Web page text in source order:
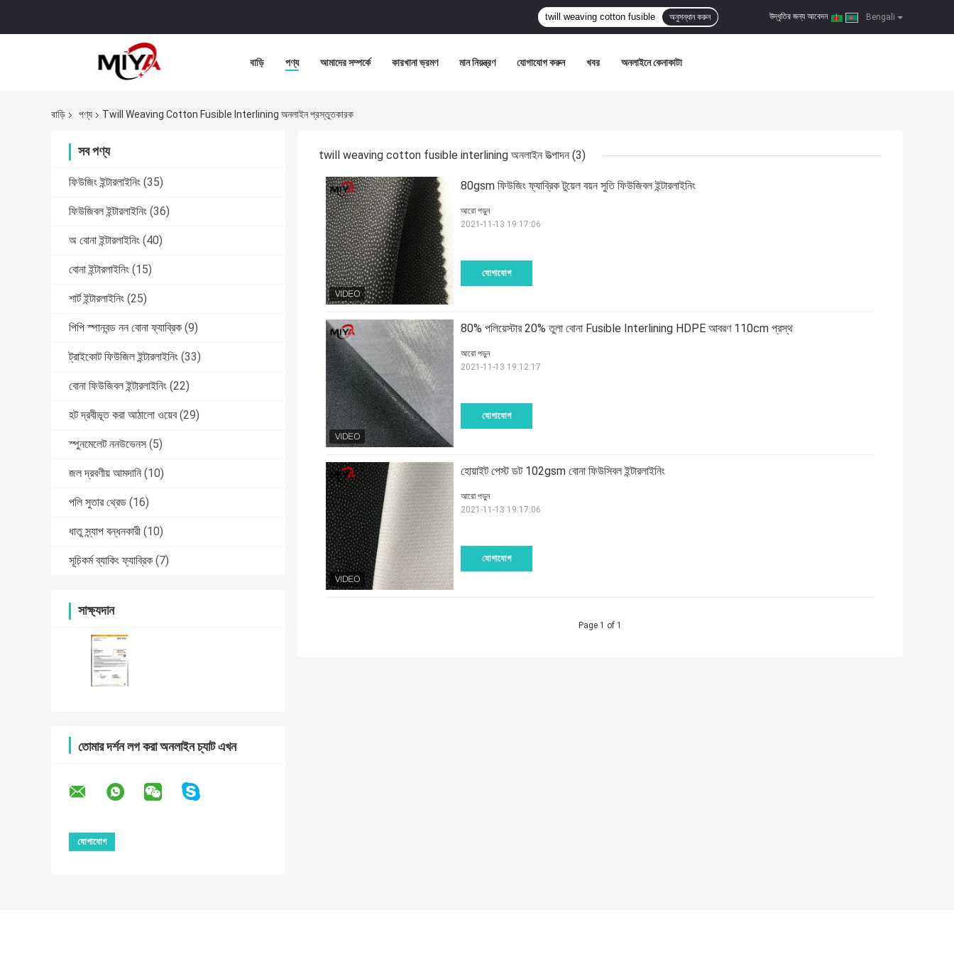
Bengali
উদ্ধৃতির জন্য আবেদন |
অনুসন্ধান করুন
বাড়ি পণ্য আমাদের সম্পর্কে কারখানা ভ্রমণ মান নিয়ন্ত্রণ যোগাযোগ করুন খবর অনলাইনে কেনাকাটা
বাড়ি পণ্য Twill Weaving Cotton Fusible Interlining অনলাইন প্রস্তুতকারক
সব পণ্য
ফিউজিং ইন্টারলাইনিং (35)
ফিউজিবল ইন্টারলাইনিং (36)
অ বোনা ইন্টারলাইনিং (40)
বোনা ইন্টারলাইনিং (15)
শার্ট ইন্টারলাইনিং (25)
পিপি স্পানবন্ড নন বোনা ফ্যাব্রিক (9)
ট্রাইকোট ফিউজিল ইন্টারলাইনিং (33)
বোনা ফিউজিবল ইন্টারলাইনিং (22)
হট দ্রবীভূত করা আঠালো ওয়েব (29)
স্পুনমেলেট ননউভেনস (5)
জল দ্রবণীয় আমদানি (10)
পলি সুতার থ্রেড (16)
ধাতু স্ন্যাপ বন্ধনকারী (10)
সূচিকর্ম ব্যাকিং ফ্যাব্রিক (7)
সাক্ষ্যদান
তোমার দর্শন লগ করা অনলাইন চ্যাট এখন
twill weaving cotton fusible interlining অনলাইন উত্পাদন (3)
80gsm ফিউজিং ফ্যাব্রিক টুয়েল বয়ন সুতি ফিউজিবল ইন্টারলাইনিং
যোগাযোগ
আরো পড়ুন
2021-11-13 19:17:06
80% পলিয়েস্টার 20% তুলা বোনা Fusible Interlining HDPE আবরণ 110cm প্রস্থ
যোগাযোগ
আরো পড়ুন
2021-11-13 19:12:17
হোয়াইট পেস্ট ডট 102gsm বোনা ফিউসিবল ইন্টারলাইনিং
যোগাযোগ
আরো পড়ুন
2021-11-13 19:17:06
Page 1 of 1